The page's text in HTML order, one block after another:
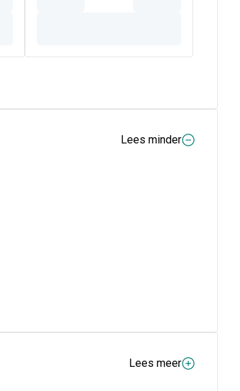
Lees minder
Lees meer